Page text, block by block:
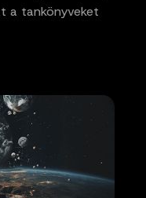
a tankönyveket